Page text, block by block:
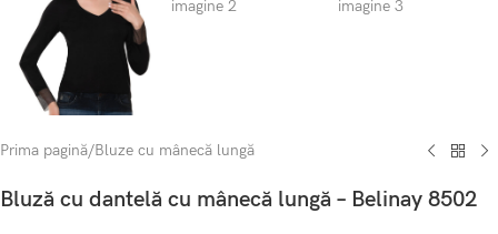
Prima pagină/Bluze cu mânecă lungă
Bluză cu dantelă cu mânecă lungă – Belinay 8502